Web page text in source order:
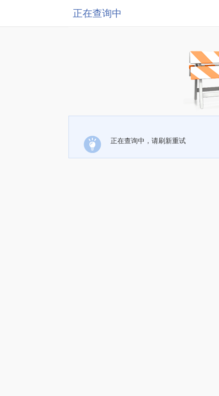
正在查询中
正在查询中，请刷新重试